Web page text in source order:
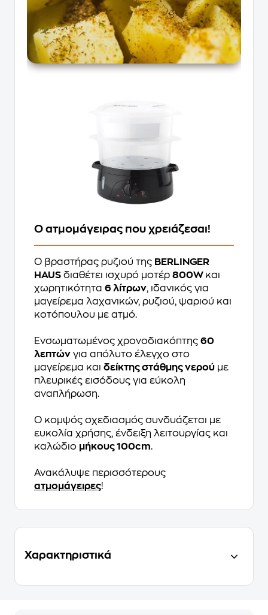
Ο ατμομάγειρας που χρειάζεσαι!
Ο βραστήρας ρυζιού της BERLINGER
HAUS διαθέτει ισχυρό μοτέρ 800W και
χωρητικότητα 6 λίτρων, ιδανικός για
μαγείρεμα λαχανικών, ρυζιού, ψαριού και
κοτόπουλου με ατμό.
Ενσωματωμένος χρονοδιακόπτης 60
λεπτών για απόλυτο έλεγχο στο
μαγείρεμα και δείκτης στάθμης νερού με
πλευρικές εισόδους για εύκολη
αναπλήρωση.
Ο κομψός σχεδιασμός συνδυάζεται με
ευκολία χρήσης, ένδειξη λειτουργίας και
καλώδιο μήκους 100cm.
Ανακάλυψε περισσότερους
ατμομάγειρες!
Χαρακτηριστικά